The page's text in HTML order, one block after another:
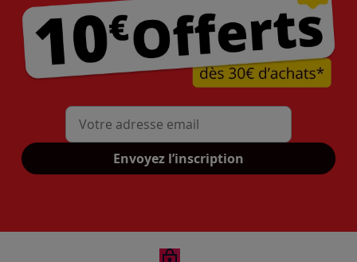
Mon adresse mail
Envoyez l’inscription